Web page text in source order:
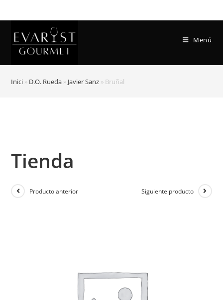
Menú
Inici » D.O. Rueda » Javier Sanz » Bruñal
Tienda
Producto anterior Siguiente producto